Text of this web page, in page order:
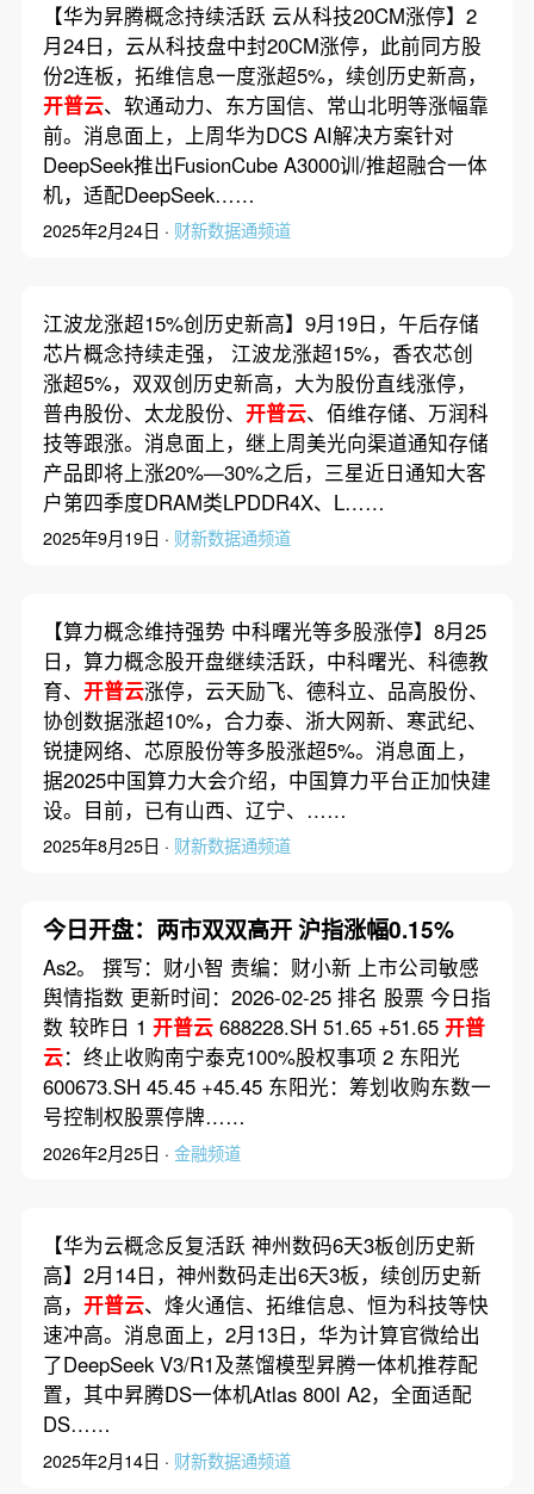
【华为昇腾概念持续活跃 云从科技20CM涨停】2
月24日，云从科技盘中封20CM涨停，此前同方股
份2连板，拓维信息一度涨超5%，续创历史新高，
开普云、软通动力、东方国信、常山北明等涨幅靠
前。消息面上，上周华为DCS AI解决方案针对
DeepSeek推出FusionCube A3000训/推超融合一体
机，适配DeepSeek……
2025年2月24日 · 财新数据通频道
江波龙涨超15%创历史新高】9月19日，午后存储
芯片概念持续走强， 江波龙涨超15%，香农芯创
涨超5%，双双创历史新高，大为股份直线涨停，
普冉股份、太龙股份、 开普云、佰维存储、万润科
技等跟涨。消息面上，继上周美光向渠道通知存储
产品即将上涨20%—30%之后，三星近日通知大客
户第四季度DRAM类LPDDR4X、L……
2025年9月19日 · 财新数据通频道
【算力概念维持强势 中科曙光等多股涨停】8月25
日，算力概念股开盘继续活跃，中科曙光、科德教
育、 开普云涨停，云天励飞、德科立、品高股份、
协创数据涨超10%，合力泰、浙大网新、寒武纪、
锐捷网络、芯原股份等多股涨超5%。消息面上，
据2025中国算力大会介绍，中国算力平台正加快建
设。目前，已有山西、辽宁、……
2025年8月25日 · 财新数据通频道
今日开盘：两市双双高开 沪指涨幅0.15%
As2。 撰写：财小智 责编：财小新 上市公司敏感
舆情指数 更新时间：2026-02-25 排名 股票 今日指
数 较昨日 1 开普云688228.SH 51.65 +51.65 开普
云：终止收购南宁泰克100%股权事项 2 东阳光
600673.SH 45.45 +45.45 东阳光：筹划收购东数一
号控制权股票停牌……
2026年2月25日 · 金融频道
【华为云概念反复活跃 神州数码6天3板创历史新
高】2月14日，神州数码走出6天3板，续创历史新
高， 开普云、烽火通信、拓维信息、恒为科技等快
速冲高。消息面上，2月13日，华为计算官微给出
了DeepSeek V3/R1及蒸馏模型昇腾一体机推荐配
置，其中昇腾DS一体机Atlas 800I A2，全面适配
DS……
2025年2月14日 · 财新数据通频道